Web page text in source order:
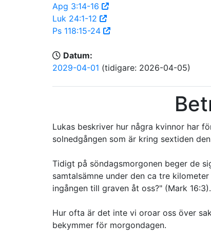
Apg 3:14-16
Luk 24:1-12
Ps 118:15-24
Datum:
2029-04-01 (tidigare: 2026-04-05)
Lukas beskriver hur några kvinnor har
solnedgången som är kring sextiden
Tidigt på söndagsmorgonen beger de
samtalsämne under den ca tre
ingången till graven åt oss?" (Mark
Hur ofta är det inte vi oroar oss över
bekymmer för morgondagen.